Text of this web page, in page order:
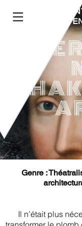
LES 3
DE
Genre :
Il n’était plus